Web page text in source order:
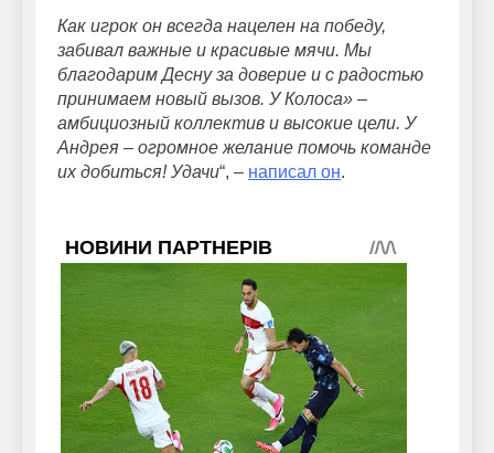
Как игрок он всегда нацелен на победу,
забивал важные и красивые мячи. Мы
благодарим Десну за доверие и с радостью
принимаем новый вызов. У Колоса» –
амбициозный коллектив и высокие цели. У
Андрея – огромное желание помочь команде
их добиться! Удачи“, – написал он.